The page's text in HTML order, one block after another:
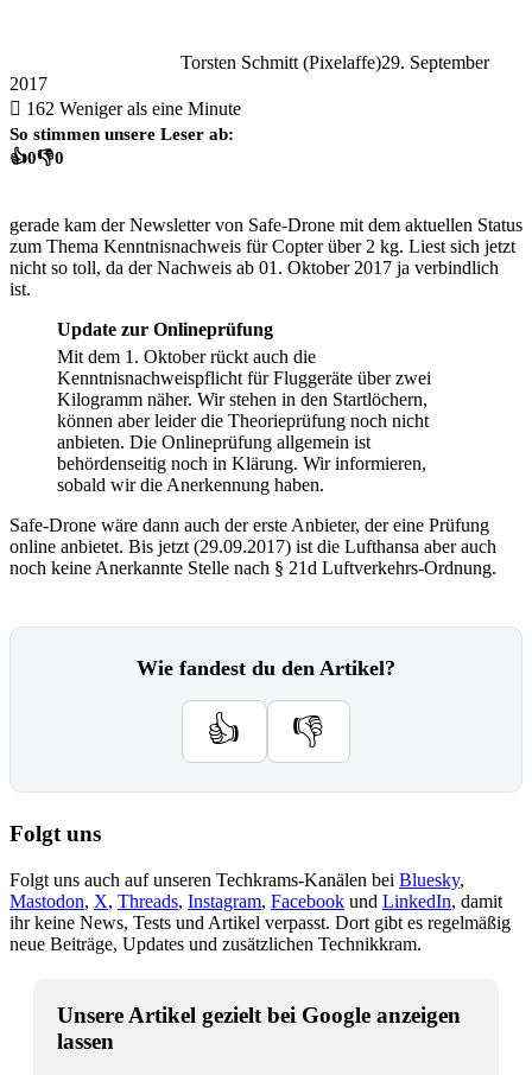
Torsten Schmitt (Pixelaffe)29. September
2017
162 Weniger als eine Minute
So stimmen unsere Leser ab:
👍0👎0
gerade kam der Newsletter von Safe-Drone mit dem aktuellen Status
zum Thema Kenntnisnachweis für Copter über 2 kg. Liest sich jetzt
nicht so toll, da der Nachweis ab 01. Oktober 2017 ja verbindlich
ist.
Update zur Onlineprüfung
Mit dem 1. Oktober rückt auch die
Kenntnisnachweispflicht für Fluggeräte über zwei
Kilogramm näher. Wir stehen in den Startlöchern,
können aber leider die Theorieprüfung noch nicht
anbieten. Die Onlineprüfung allgemein ist
behördenseitig noch in Klärung. Wir informieren,
sobald wir die Anerkennung haben.
Safe-Drone wäre dann auch der erste Anbieter, der eine Prüfung
online anbietet. Bis jetzt (29.09.2017) ist die Lufthansa aber auch
noch keine Anerkannte Stelle nach § 21d Luftverkehrs-Ordnung.
Wie fandest du den Artikel?
👍 👎
Folgt uns
Folgt uns auch auf unseren Techkrams-Kanälen bei Bluesky,
Mastodon, X, Threads, Instagram, Facebook und LinkedIn, damit
ihr keine News, Tests und Artikel verpasst. Dort gibt es regelmäßig
neue Beiträge, Updates und zusätzlichen Technikkram.
Unsere Artikel gezielt bei Google anzeigen
lassen